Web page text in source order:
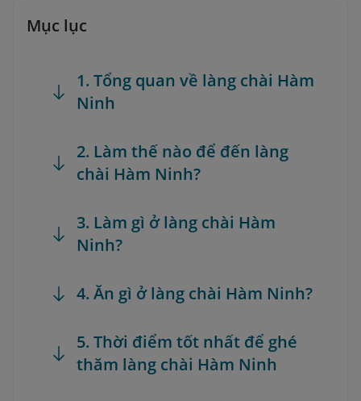
Mục lục
1. Tổng quan về làng chài Hàm
Ninh
2. Làm thế nào để đến làng
chài Hàm Ninh?
3. Làm gì ở làng chài Hàm
Ninh?
4. Ăn gì ở làng chài Hàm Ninh?
5. Thời điểm tốt nhất để ghé
thăm làng chài Hàm Ninh